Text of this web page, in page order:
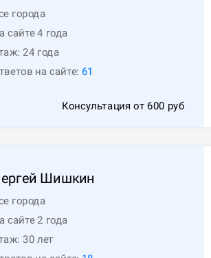
города
сайте 4 года
24 года
на сайте: 61
Консультация от 600 руб
Шишкин
города
сайте 2 года
30 лет